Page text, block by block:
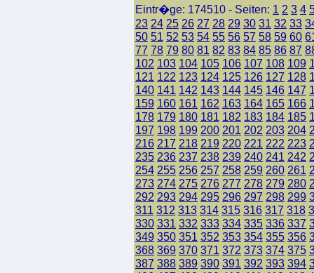
Eintr�ge: 174510 - Seiten: 1 2 3 4
23 24 25 26 27 28 29 30 31 32 33
50 51 52 53 54 55 56 57 58 59 60
77 78 79 80 81 82 83 84 85 86 87
102 103 104 105 106 107 108 109
121 122 123 124 125 126 127 128
140 141 142 143 144 145 146 147
159 160 161 162 163 164 165 166
178 179 180 181 182 183 184 185
197 198 199 200 201 202 203 204
216 217 218 219 220 221 222 223
235 236 237 238 239 240 241 242
254 255 256 257 258 259 260 261
273 274 275 276 277 278 279 280
292 293 294 295 296 297 298 299
311 312 313 314 315 316 317 318
330 331 332 333 334 335 336 337
349 350 351 352 353 354 355 356
368 369 370 371 372 373 374 375
387 388 389 390 391 392 393 394